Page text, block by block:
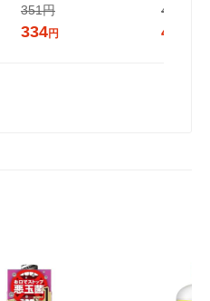
(20枚×2個) ユニ・チャーム
351円
334円
個（22枚
432円
411